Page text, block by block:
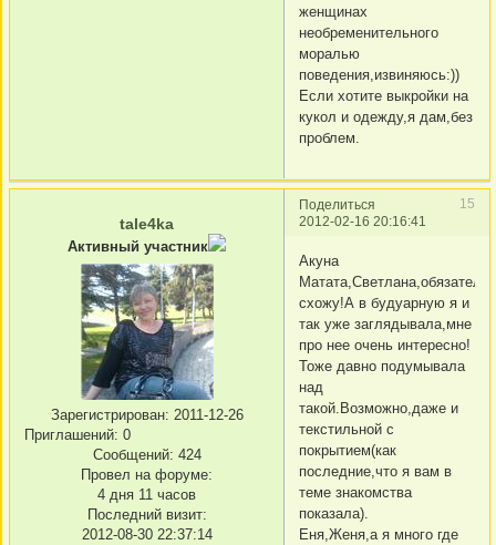
женщинах
необременительного
моралью
поведения,извиняюсь:))
Если хотите выкройки на
кукол и одежду,я дам,без
проблем.
Поделиться
15
2012-02-16 20:16:41
tale4ka
Активный участник
Зарегистрирован: 2011-12-26
Приглашений: 0
Сообщений: 424
Провел на форуме:
4 дня 11 часов
Последний визит:
2012-08-30 22:37:14
Акуна
схожу!А в будуарную я и
так уже заглядывала,мне
про нее очень интересно!
Тоже давно подумывала
над
такой.Возможно,даже и
текстильной с
покрытием(как
последние,что я вам в
теме знакомства
показала).
Еня,Женя,а я много где